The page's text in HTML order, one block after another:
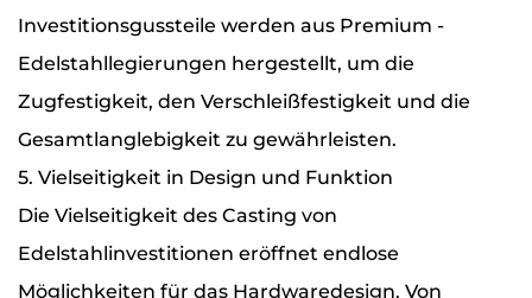
Investitionsgussteile werden aus Premium -
Edelstahllegierungen hergestellt, um die
Zugfestigkeit, den Verschleißfestigkeit und die
Gesamtlanglebigkeit zu gewährleisten.
5. Vielseitigkeit in Design und Funktion
Die Vielseitigkeit des Casting von
Edelstahlinvestitionen eröffnet endlose
Möglichkeiten für das Hardwaredesign. Von